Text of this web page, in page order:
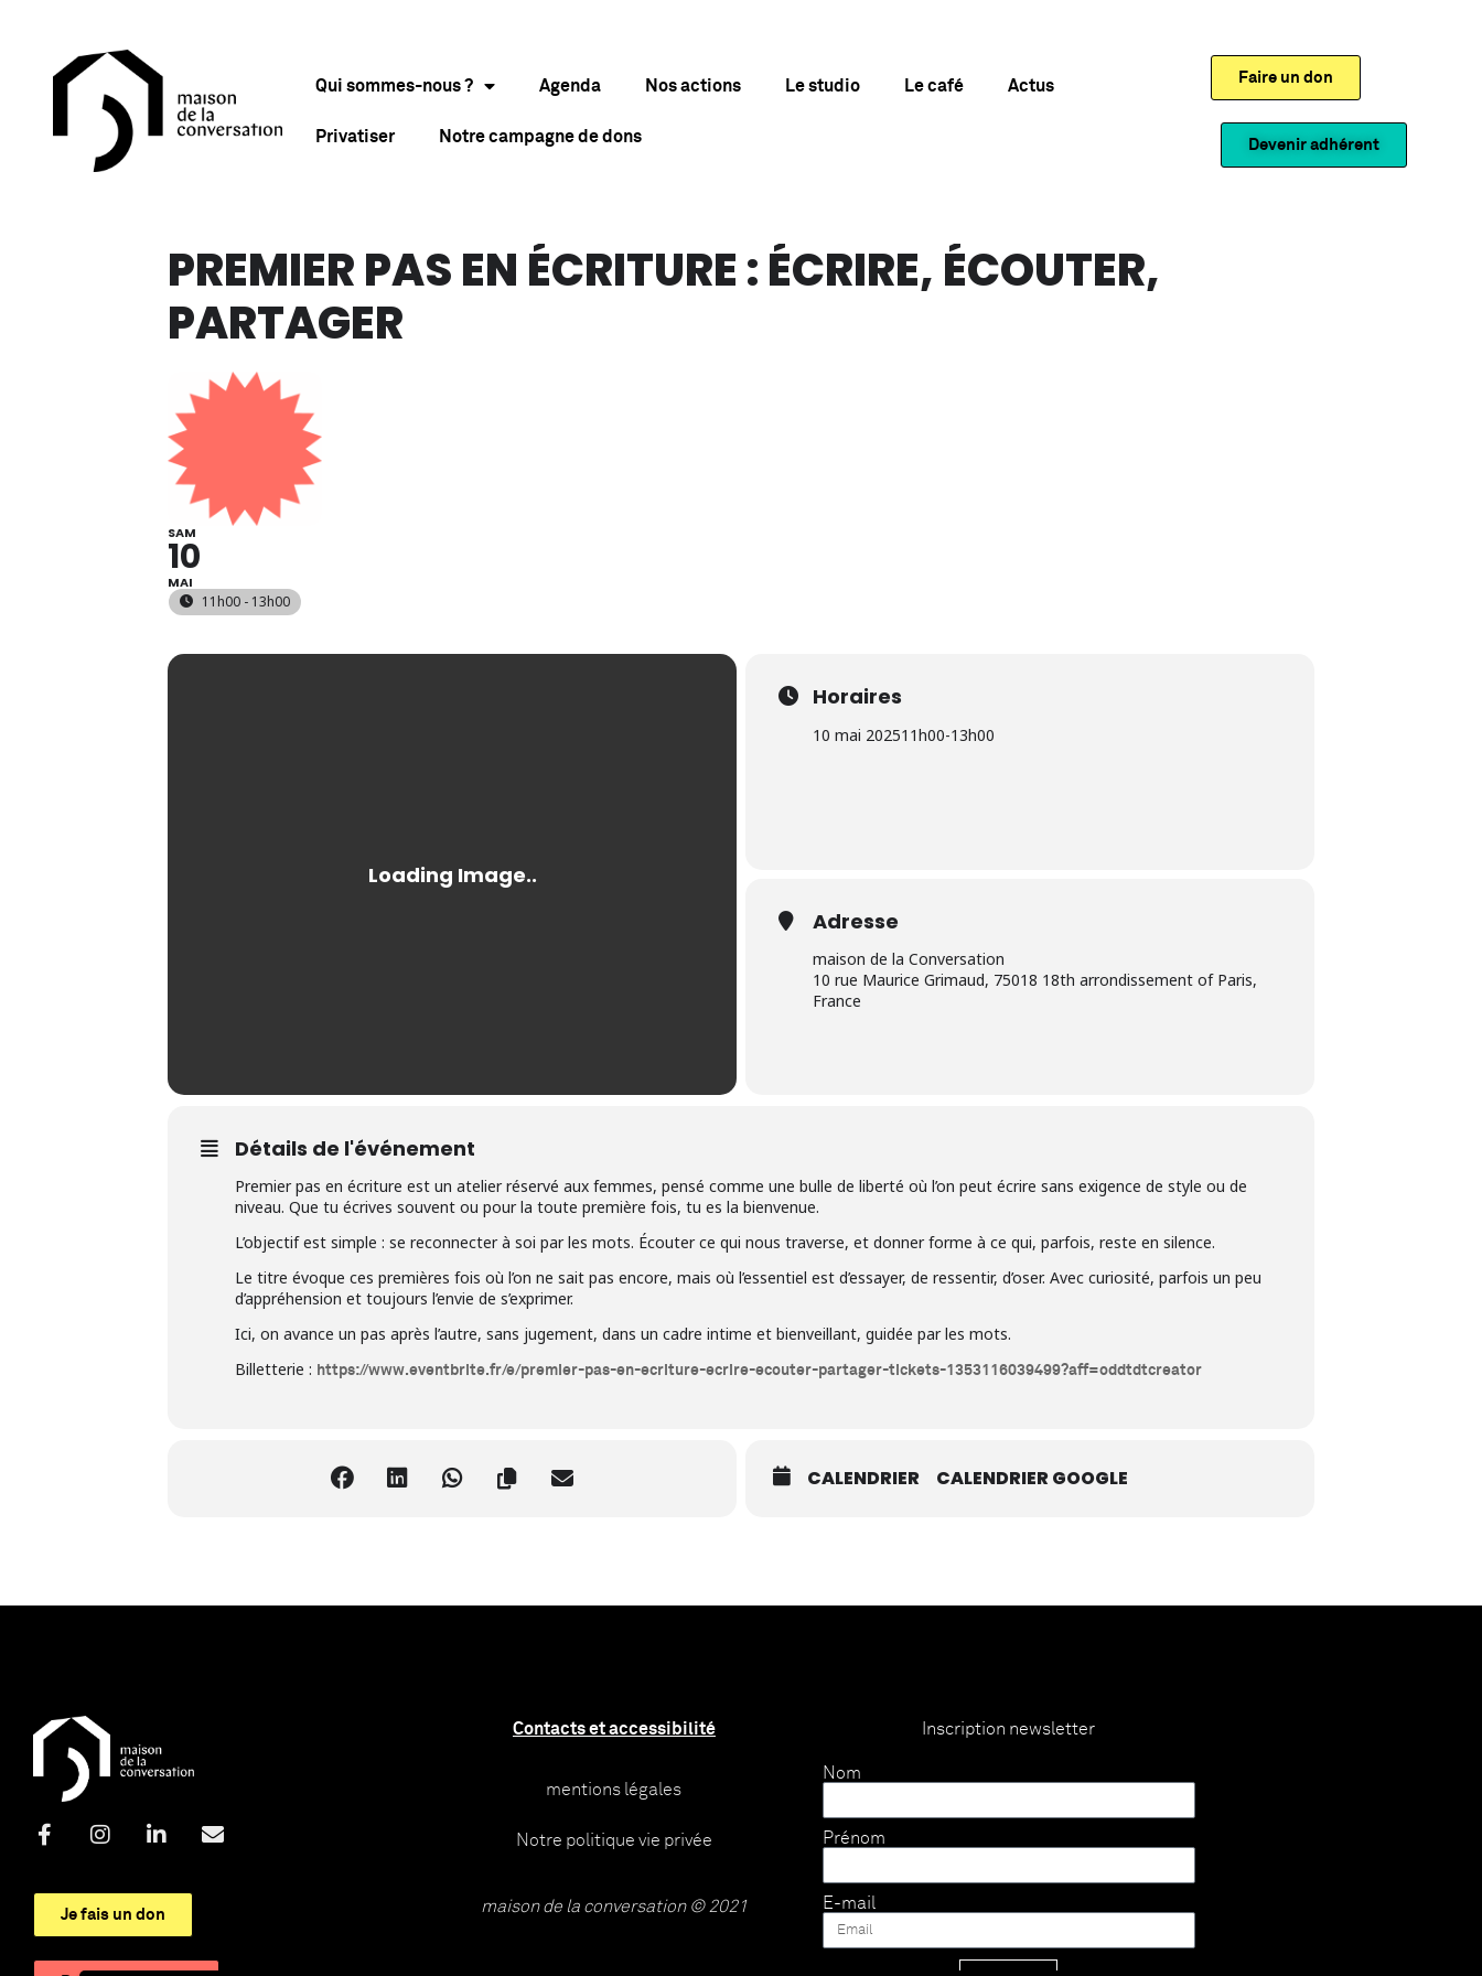
Qui sommes-nous ? Agenda Nos actions Le studio Le café Actus
Privatiser Notre campagne de dons
Faire un don
Devenir adhérent
PREMIER PAS EN ÉCRITURE : ÉCRIRE, ÉCOUTER,
PARTAGER
SAM
10
MAI
11h00 - 13h00
Horaires
10 mai 202511h00-13h00
Adresse
maison de la Conversation
10 rue Maurice Grimaud, 75018 18th arrondissement of Paris,
France
Détails de l'événement
Premier pas en écriture est un atelier réservé aux femmes, pensé comme une bulle de liberté où l’on peut écrire sans exigence de style ou de
niveau. Que tu écrives souvent ou pour la toute première fois, tu es la bienvenue.
L’objectif est simple : se reconnecter à soi par les mots. Écouter ce qui nous traverse, et donner forme à ce qui, parfois, reste en silence.
Le titre évoque ces premières fois où l’on ne sait pas encore, mais où l’essentiel est d’essayer, de ressentir, d’oser. Avec curiosité, parfois un peu
d’appréhension et toujours l’envie de s’exprimer.
Ici, on avance un pas après l’autre, sans jugement, dans un cadre intime et bienveillant, guidée par les mots.
Billetterie : https://www.eventbrite.fr/e/premier-pas-en-ecriture-ecrire-ecouter-partager-tickets-1353116039499?aff=oddtdtcreator
CALENDRIER CALENDRIER GOOGLE
Je fais un don
Contacts et accessibilité
mentions légales
Notre politique vie privée
maison de la conversation © 2021
Inscription newsletter
Nom
Prénom
E-mail